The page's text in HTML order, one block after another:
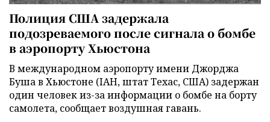
Полиция США задержала
подозреваемого после сигнала о бомбе
в аэропорту Хьюстона
В международном аэропорту имени Джорджа
Буша в Хьюстоне (IAH, штат Техас, США) задержан
один человек из-за информации о бомбе на борту
самолета, сообщает воздушная гавань.